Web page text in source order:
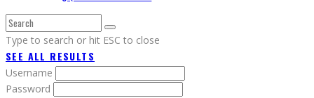
Type to search or hit ESC to close
SEE ALL RESULTS
Username
Password